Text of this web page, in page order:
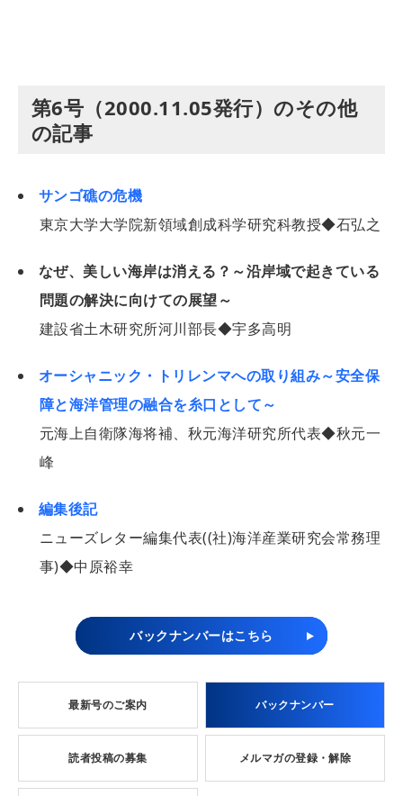
第6号（2000.11.05発行）のその他
の記事
サンゴ礁の危機
東京大学大学院新領域創成科学研究科教授◆石弘之
なぜ、美しい海岸は消える？～沿岸域で起きている
問題の解決に向けての展望～
建設省土木研究所河川部長◆宇多高明
オーシャニック・トリレンマへの取り組み～安全保
障と海洋管理の融合を糸口として～
元海上自衛隊海将補、秋元海洋研究所代表◆秋元一
峰
編集後記
ニューズレター編集代表((社)海洋産業研究会常務理
事)◆中原裕幸
バックナンバーはこちら
最新号のご案内 バックナンバー
読者投稿の募集 メルマガの登録・解除